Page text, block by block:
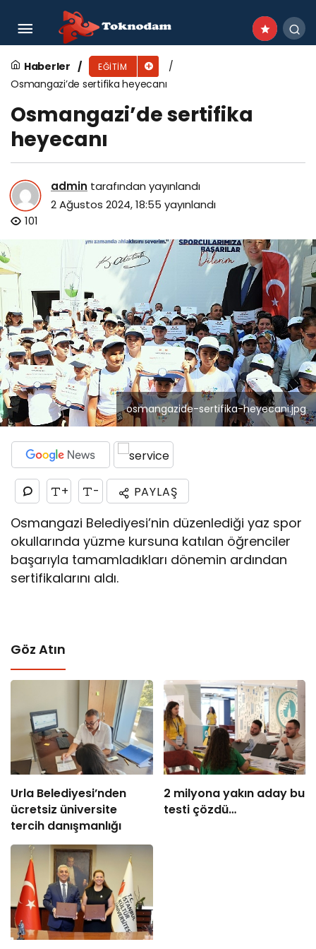
Haberler EĞITIM
Osmangazi’de sertifika heyecanı
Osmangazi’de sertifika
heyecanı
admin tarafından yayınlandı
2 Ağustos 2024, 18:55 yayınlandı
101
osmangazide-sertifika-heyecani.jpg
+ - PAYLAŞ
Osmangazi Belediyesi’nin düzenlediği yaz spor
okullarında yüzme kursuna katılan öğrenciler
başarıyla tamamladıkları dönemin ardından
sertifikalarını aldı.
Göz Atın
Urla Belediyesi’nden
ücretsiz üniversite
tercih danışmanlığı
2 milyona yakın aday bu
testi çözdü…
Büyükşehir Belediyesi Gençlik Kampı 5 ülkeden
35 öğrenciyi biraraya getirdi